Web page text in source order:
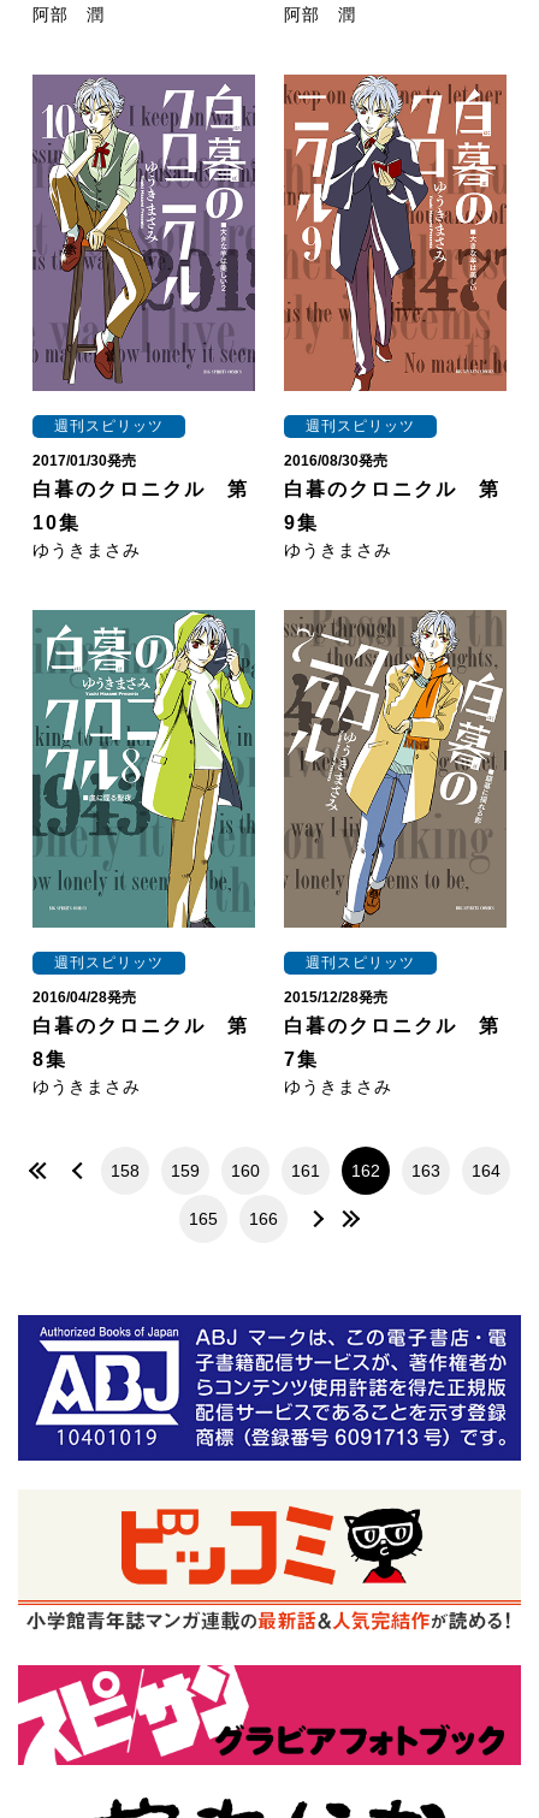
阿部 潤 阿部 潤
週刊スピリッツ
2017/01/30発売
白暮のクロニクル 第
10集
ゆうきまさみ
週刊スピリッツ
2016/08/30発売
白暮のクロニクル 第
9集
ゆうきまさみ
週刊スピリッツ
2016/04/28発売
白暮のクロニクル 第
8集
ゆうきまさみ
週刊スピリッツ
2015/12/28発売
白暮のクロニクル 第
7集
ゆうきまさみ
158 159 160 161 162 163 164
165 166